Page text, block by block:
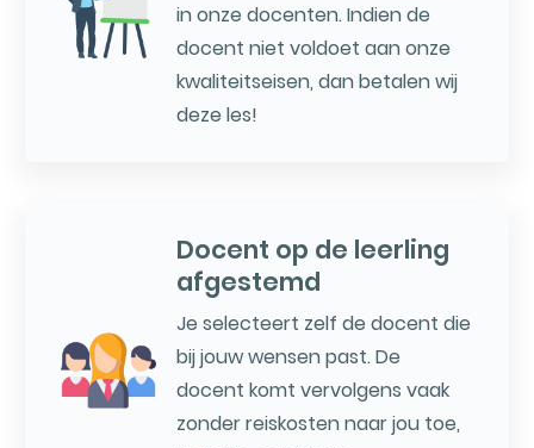
in onze docenten. Indien de
docent niet voldoet aan onze
kwaliteitseisen, dan betalen wij
deze les!
Docent op de leerling
afgestemd
Je selecteert zelf de docent die
bij jouw wensen past. De
docent komt vervolgens vaak
zonder reiskosten naar jou toe,